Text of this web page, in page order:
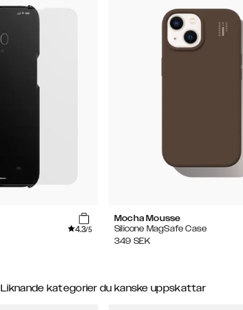
4.3/5
Mocha Mousse
Silicone MagSafe Case
349 SEK
Liknande kategorier du kanske uppskattar